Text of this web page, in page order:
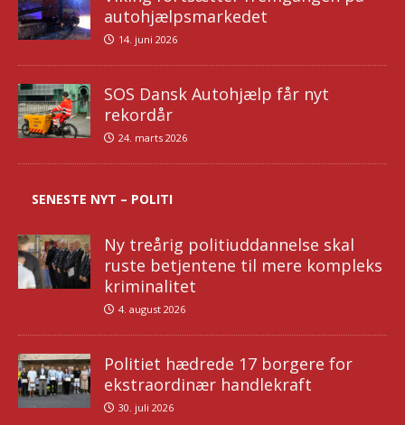
autohjælpsmarkedet
14. juni 2026
SOS Dansk Autohjælp får nyt
rekordår
24. marts 2026
SENESTE NYT – POLITI
Ny treårig politiuddannelse skal
ruste betjentene til mere kompleks
kriminalitet
4. august 2026
Politiet hædrede 17 borgere for
ekstraordinær handlekraft
30. juli 2026